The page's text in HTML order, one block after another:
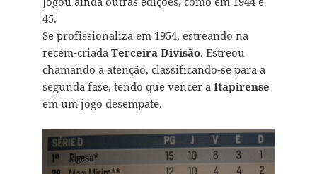
45.
Se profissionaliza em 1954, estreando na
recém-criadaTerceira Divisão. Estreou
chamando a atenção, classificando-se para a
segunda fase, tendo que vencer a Itapirense
em um jogo desempate.